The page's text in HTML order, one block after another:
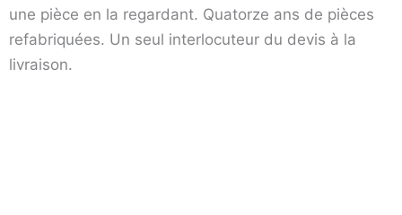
une pièce en la regardant. Quatorze ans de pièces
refabriquées. Un seul interlocuteur du devis à la
livraison.